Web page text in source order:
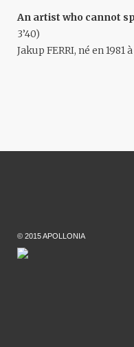
An artist who cannot
3’40)
Jakup FERRI, né en 1981
© 2015 APOLLONIA